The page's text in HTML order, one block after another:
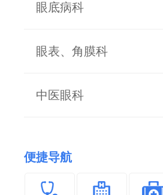
眼底病科
眼表、角膜科
中医眼科
便捷导航